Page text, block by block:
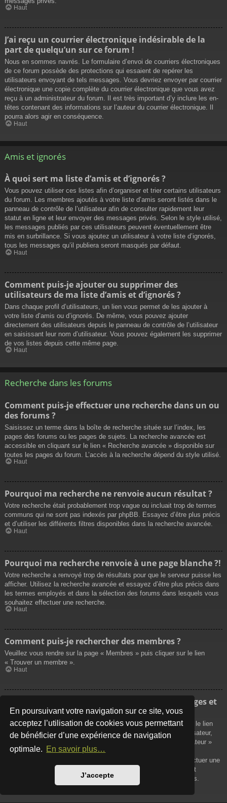
En poursuivant votre navigation sur ce site, vous
acceptez l’utilisation de cookies vous permettant
de bénéficier d’une expérience de navigation
optimale. En savoir plus…
J’accepte
Haut
J’ai reçu un courrier électronique indésirable de la
part de quelqu’un sur ce forum !
Nous en sommes navrés. Le formulaire d’envoi de courriers électroniques
de ce forum possède des protections qui essaient de repérer les
utilisateurs envoyant de tels messages. Vous devriez envoyer par courrier
électronique une copie complète du courrier électronique que vous avez
reçu à un administrateur du forum. Il est très important d’y inclure les en-
têtes contenant des informations sur l’auteur du courrier électronique. Il
pourra alors agir en conséquence.
Haut
Amis et ignorés
À quoi sert ma liste d’amis et d’ignorés ?
Vous pouvez utiliser ces listes afin d’organiser et trier certains utilisateurs
du forum. Les membres ajoutés à votre liste d’amis seront listés dans le
panneau de contrôle de l’utilisateur afin de consulter rapidement leur
statut en ligne et leur envoyer des messages privés. Selon le style utilisé,
les messages publiés par ces utilisateurs peuvent éventuellement être
mis en surbrillance. Si vous ajoutez un utilisateur à votre liste d’ignorés,
tous les messages qu’il publiera seront masqués par défaut.
Haut
Comment puis-je ajouter ou supprimer des
utilisateurs de ma liste d’amis et d’ignorés ?
Dans chaque profil d’utilisateurs, un lien vous permet de les ajouter à
votre liste d’amis ou d’ignorés. De même, vous pouvez ajouter
directement des utilisateurs depuis le panneau de contrôle de l’utilisateur
en saisissant leur nom d’utilisateur. Vous pouvez également les supprimer
de vos listes depuis cette même page.
Haut
Recherche dans les forums
Comment puis-je effectuer une recherche dans un ou
des forums ?
Saisissez un terme dans la boîte de recherche située sur l’index, les
pages des forums ou les pages de sujets. La recherche avancée est
accessible en cliquant sur le lien « Recherche avancée » disponible sur
toutes les pages du forum. L’accès à la recherche dépend du style utilisé.
Haut
Pourquoi ma recherche ne renvoie aucun résultat ?
Votre recherche était probablement trop vague ou incluait trop de termes
communs qui ne sont pas indexés par phpBB. Essayez d’être plus précis
et d’utiliser les différents filtres disponibles dans la recherche avancée.
Haut
Pourquoi ma recherche renvoie à une page blanche ?!
Votre recherche a renvoyé trop de résultats pour que le serveur puisse les
afficher. Utilisez la recherche avancée et essayez d’être plus précis dans
les termes employés et dans la sélection des forums dans lesquels vous
souhaitez effectuer une recherche.
Haut
Comment puis-je rechercher des membres ?
Veuillez vous rendre sur la page « Membres » puis cliquer sur le lien
« Trouver un membre ».
Haut
Comment puis-je retrouver mes propres messages et
sujets ?
Vos propres messages peuvent être affichés soit en cliquant sur le lien
« Afficher vos messages » dans le panneau de contrôle de l’utilisateur,
soit en cliquant sur le lien « Rechercher les messages de l’utilisateur »
sur la page de votre propre profil ou soit en cliquant sur le menu
« Raccourcis » situé sur la partie supérieure du forum. Pour effectuer une
recherche de vos propres sujets, utilisez la recherche avancée et
remplissez convenablement les options qui vous sont disponibles.